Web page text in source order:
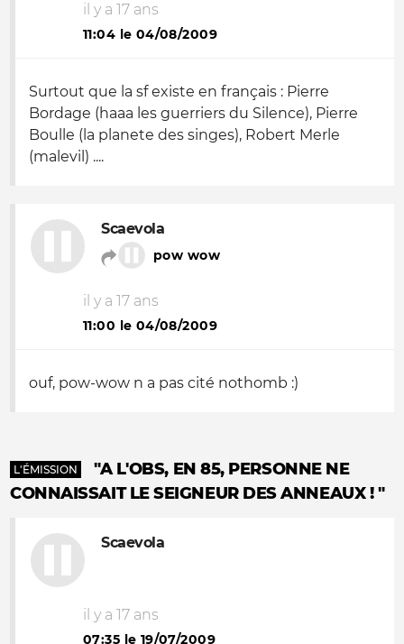
il y a 17 ans
11:04 le 04/08/2009
Surtout que la sf existe en français : Pierre
Bordage (haaa les guerriers du Silence), Pierre
Boulle (la planete des singes), Robert Merle
(malevil) ....
Scaevola
pow wow
il y a 17 ans
11:00 le 04/08/2009
ouf, pow-wow n a pas cité nothomb :)
L'ÉMISSION
"A L'OBS, EN 85, PERSONNE NE
CONNAISSAIT LE SEIGNEUR DES ANNEAUX ! "
Scaevola
il y a 17 ans
07:35 le 19/07/2009